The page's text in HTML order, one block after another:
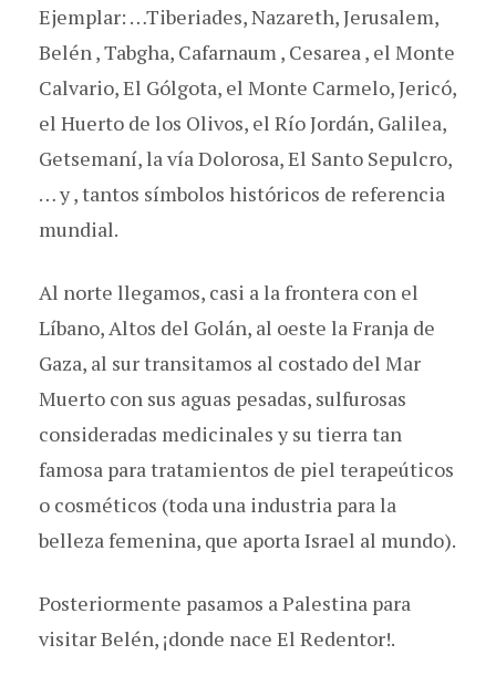
Ejemplar: …Tiberiades, Nazareth, Jerusalem,
Belén , Tabgha, Cafarnaum , Cesarea , el Monte
Calvario, El Gólgota, el Monte Carmelo, Jericó,
el Huerto de los Olivos, el Río Jordán, Galilea,
Getsemaní, la vía Dolorosa, El Santo Sepulcro,
… y , tantos símbolos históricos de referencia
mundial.
Al norte llegamos, casi a la frontera con el
Líbano, Altos del Golán, al oeste la Franja de
Gaza, al sur transitamos al costado del Mar
Muerto con sus aguas pesadas, sulfurosas
consideradas medicinales y su tierra tan
famosa para tratamientos de piel terapeúticos
o cosméticos (toda una industria para la
belleza femenina, que aporta Israel al mundo).
Posteriormente pasamos a Palestina para
visitar Belén, ¡donde nace El Redentor!.